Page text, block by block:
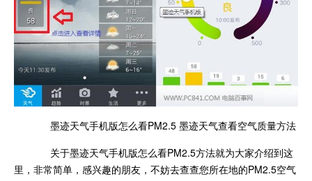
墨迹天气手机版怎么看PM2.5 墨迹天气查看空气质量方法
关于墨迹天气手机版怎么看PM2.5方法就为大家介绍到这
里，非常简单，感兴趣的朋友，不妨去查查您所在地的PM2.5空气